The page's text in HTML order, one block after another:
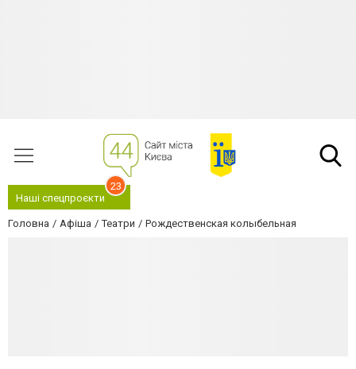
Наші спецпроєкти
23
Головна Афіша Театри Рождественская колыбельная